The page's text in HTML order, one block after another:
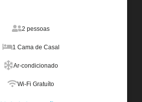
2 pessoas
1 Cama de Casal
Ar-condicionado
Wi-Fi Gratuíto